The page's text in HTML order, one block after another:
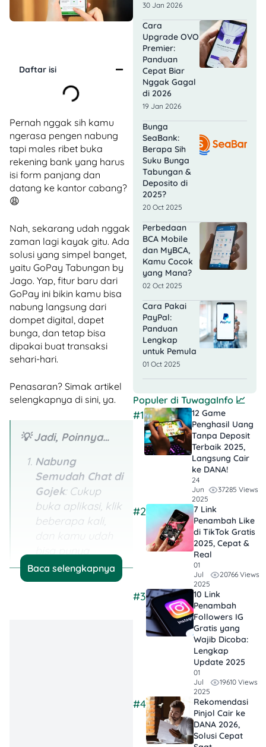
Daftar isi
Pernah nggak sih kamu
ngerasa pengen nabung
tapi males ribet buka
rekening bank yang harus
isi form panjang dan
datang ke kantor cabang?
😩
Nah, sekarang udah nggak
zaman lagi kayak gitu. Ada
solusi yang simpel banget,
yaitu GoPay Tabungan by
Jago. Yap, fitur baru dari
GoPay ini bikin kamu bisa
nabung langsung dari
dompet digital, dapet
bunga, dan tetap bisa
dipakai buat transaksi
sehari-hari.
Penasaran? Simak artikel
selengkapnya di sini, ya.
💡 Jadi, Poinnya…
Nabung
Semudah Chat di
Gojek: Cukup
buka aplikasi, klik
beberapa kali,
tabungan resmi.
Nggak ada lagi
Baca selengkapnya
30 Jan 2026
Cara
Upgrade OVO
Premier:
Panduan
Cepat Biar
Nggak Gagal
di 2026
19 Jan 2026
Bunga
SeaBank:
Berapa Sih
Suku Bunga
Tabungan &
Deposito di
2025?
20 Oct 2025
Perbedaan
BCA Mobile
dan MyBCA,
Kamu Cocok
yang Mana?
02 Oct 2025
Cara Pakai
PayPal:
Panduan
Lengkap
untuk Pemula
01 Oct 2025
Populer di TuwagaInfo 📈
#1
12 Game
Penghasil Uang
Tanpa Deposit
Terbaik 2025,
Langsung Cair
ke DANA!
24
Jun
2025
37285 Views
#2
7 Link
Penambah Like
di TikTok Gratis
2025, Cepat &
Real
01
Jul
2025
20766 Views
#3
10 Link
Penambah
Followers IG
Gratis yang
Wajib Dicoba:
Lengkap
Update 2025
01
Jul
2025
19610 Views
#4
Rekomendasi
Pinjol Cair ke
DANA 2026,
Solusi Cepat